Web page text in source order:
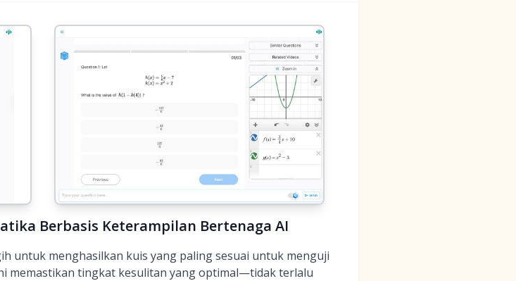
Berbasis Keterampilan Bertenaga AI
untuk menghasilkan kuis yang paling sesuai untuk menguji
memastikan tingkat kesulitan yang optimal—tidak terlalu